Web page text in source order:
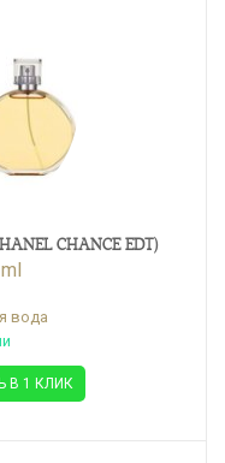
CHANCE EDT)
вода
В 1 КЛИК